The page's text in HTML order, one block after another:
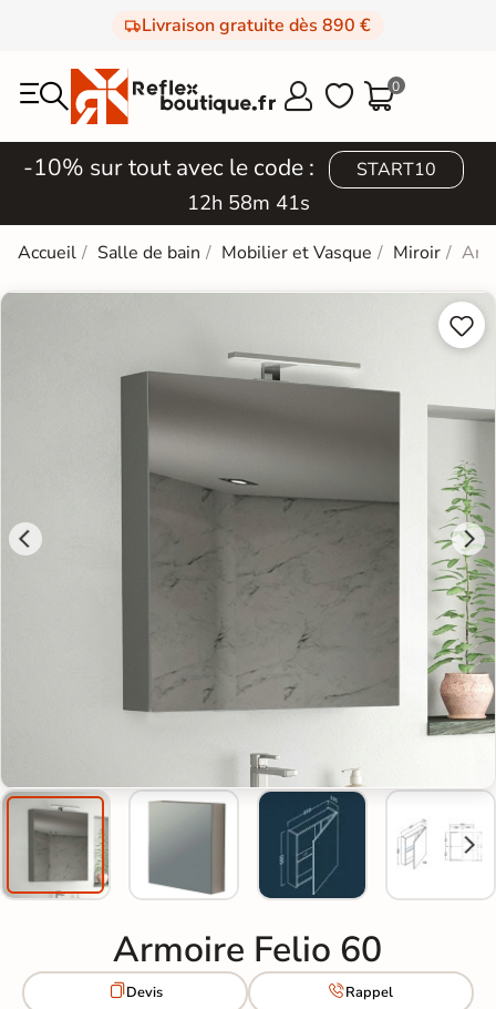
Livraison gratuite dès 890 €
  0
-10% sur tout avec le code : START10
12h 58m 40s
Accueil Salle de bain Mobilier et Vasque Miroir


Armoire Felio 60
Devis Rappel